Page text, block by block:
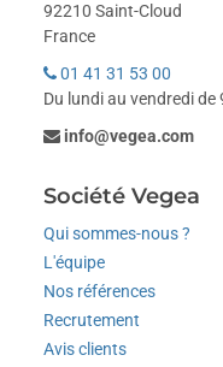
92210 Saint-Cloud
France
01 41 31 53 00
Du lundi au vendredi de
info@vegea.com
Société Vegea
Qui sommes-nous ?
L'équipe
Nos références
Recrutement
Avis clients